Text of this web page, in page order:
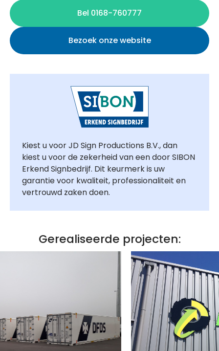
Bel 0168-760777
Bezoek onze website
Kiest u voor JD Sign Productions B.V., dan
kiest u voor de zekerheid van een door SIBON
Erkend Signbedrijf. Dit keurmerk is uw
garantie voor kwaliteit, professionaliteit en
vertrouwd zaken doen.
Gerealiseerde projecten: